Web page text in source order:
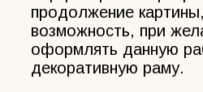
продолжение
возможность, при
оформлять данную
декоративную раму.